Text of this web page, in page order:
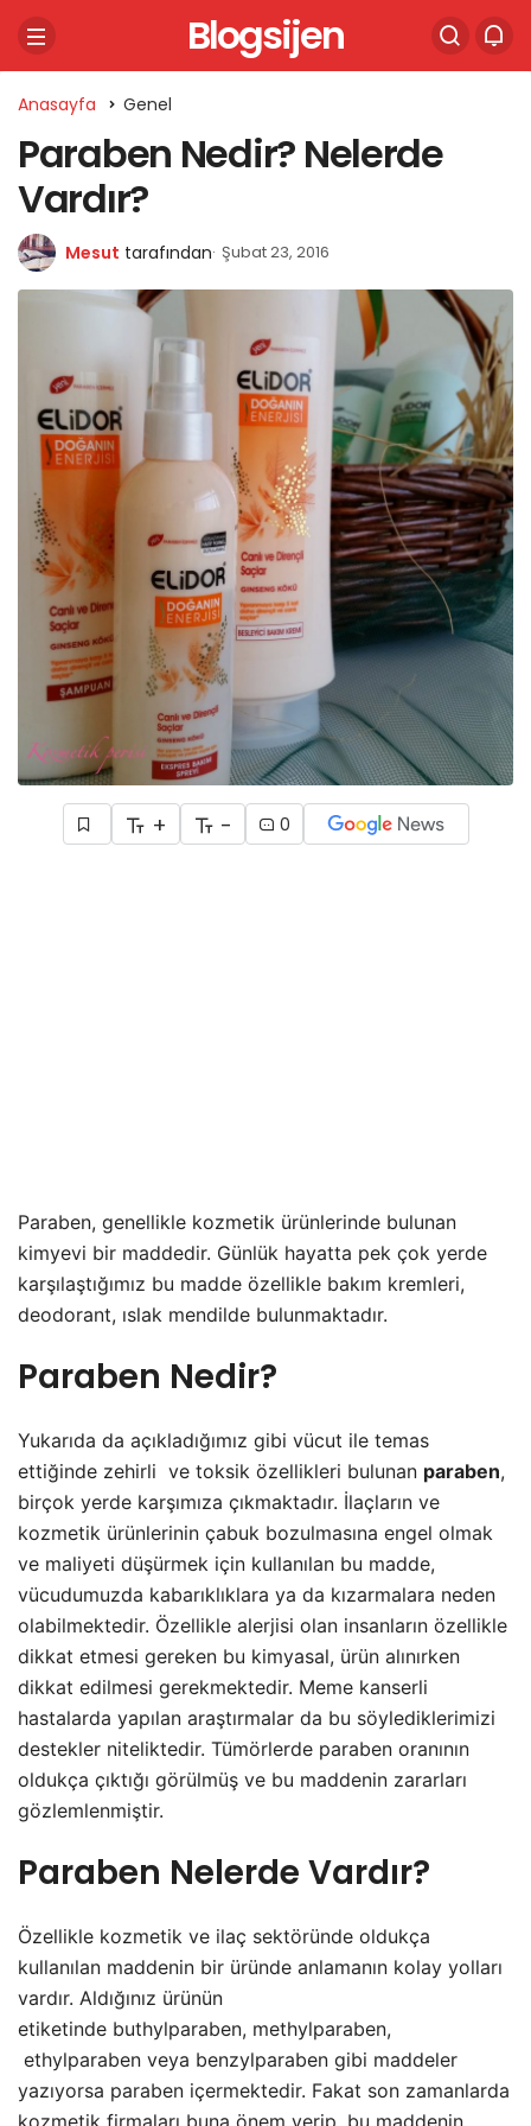
Blogsijen
Anasayfa Genel
Paraben Nedir? Nelerde
Vardır?
Mesut tarafından Şubat 23, 2016
+ - 0
Paraben, genellikle kozmetik ürünlerinde bulunan
kimyevi bir maddedir. Günlük hayatta pek çok yerde
karşılaştığımız bu madde özellikle bakım kremleri,
deodorant, ıslak mendilde bulunmaktadır.
Paraben Nedir?
Yukarıda da açıkladığımız gibi vücut ile temas
ettiğinde zehirli ve toksik özellikleri bulunan paraben,
birçok yerde karşımıza çıkmaktadır. İlaçların ve
kozmetik ürünlerinin çabuk bozulmasına engel olmak
ve maliyeti düşürmek için kullanılan bu madde,
vücudumuzda kabarıklıklara ya da kızarmalara neden
olabilmektedir. Özellikle alerjisi olan insanların özellikle
dikkat etmesi gereken bu kimyasal, ürün alınırken
dikkat edilmesi gerekmektedir. Meme kanserli
hastalarda yapılan araştırmalar da bu söylediklerimizi
destekler niteliktedir. Tümörlerde paraben oranının
oldukça çıktığı görülmüş ve bu maddenin zararları
gözlemlenmiştir.
Paraben Nelerde Vardır?
Özellikle kozmetik ve ilaç sektöründe oldukça
kullanılan maddenin bir üründe anlamanın kolay yolları
vardır. Aldığınız ürünün
etiketinde buthylparaben, methylparaben,
ethylparaben veya benzylparaben gibi maddeler
yazıyorsa paraben içermektedir. Fakat son zamanlarda
kozmetik firmaları buna önem verip, bu maddenin